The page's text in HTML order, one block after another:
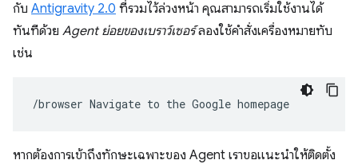
กับ Antigravity 2.0 ที่รวมไว้ล่วงหน้า คุณสามารถเริ่มใช้งานได้
ทันทีด้วย Agent ย่อยของเบราว์เซอร์ลองใช้คำสั่งเครื่องหมายทับ
เช่น
/browser Navigate to the Google
หากต้องการเข้าถึงทักษะเฉพาะของ Agent เราขอแนะนำให้ติดตั้ง